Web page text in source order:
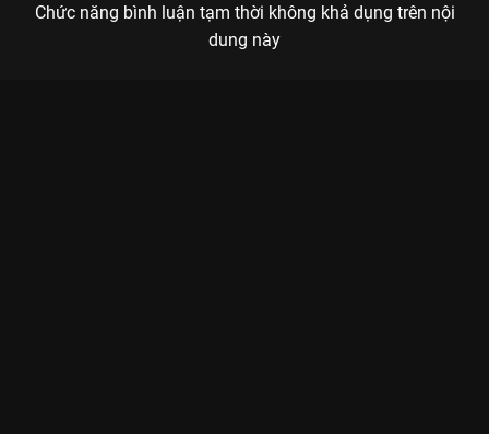
Chức năng bình luận tạm thời không khả dụng trên nội
dung này